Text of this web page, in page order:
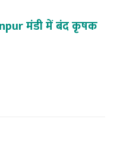
मंडी में बंद कृषक